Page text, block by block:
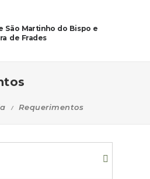
São Martinho do Bispo e
de Frades
Requerimentos